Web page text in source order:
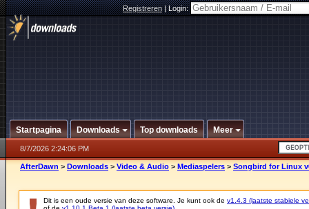
Registreren|Login:
Startpagina Downloads Top downloads Meer
8/7/2026 2:24:06 PM
AfterDawn > Downloads > Video & Audio > Mediaspelers > Songbird for Linux
Dit is een oude versie van deze software. Je kunt ook de v1.4.3 (laatste stabiele